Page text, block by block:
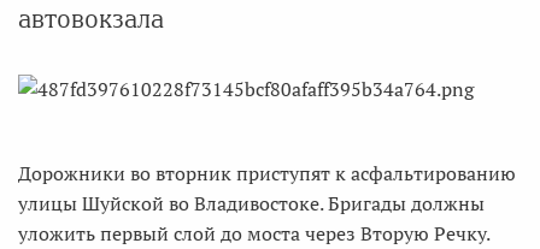
автовокзала
Дорожники во вторник приступят к асфальтированию
улицы Шуйской во Владивостоке. Бригады должны
уложить первый слой до моста через Вторую Речку.